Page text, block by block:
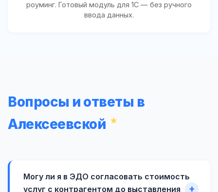
роуминг. Готовый модуль для 1С — без ручного
ввода данных.
Вопросы и ответы в
Алексеевской
Могу ли я в ЭДО согласовать стоимость
услуг с контрагентом до выставления